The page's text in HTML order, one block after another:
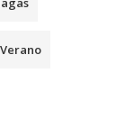
Verano